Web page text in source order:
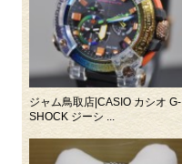
ジャム鳥取店|CASIO カシオ G-
SHOCK ジーシ ...